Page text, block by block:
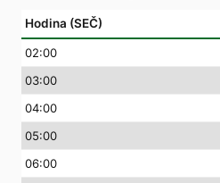
Hodina (SEČ)
02:00
03:00
04:00
05:00
06:00